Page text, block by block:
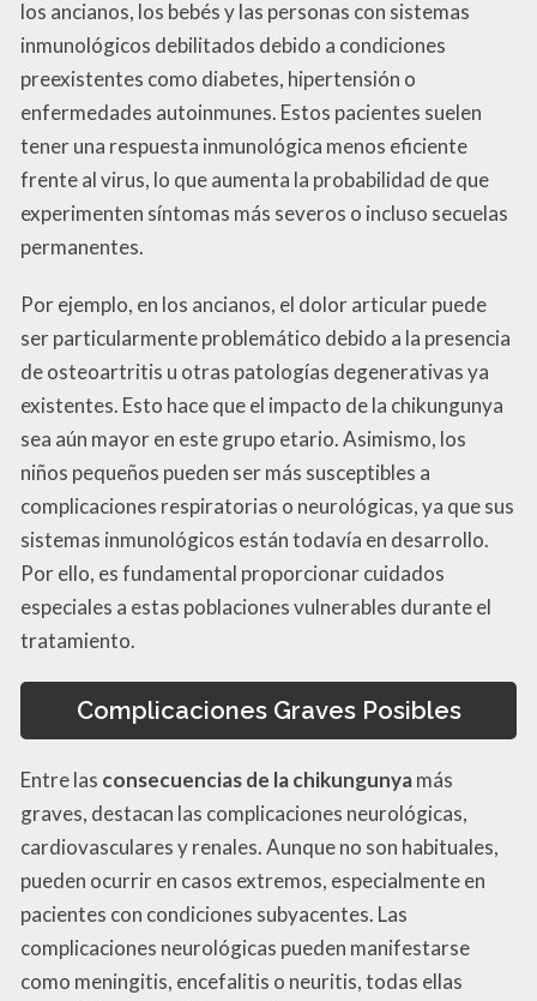
los ancianos, los bebés y las personas con sistemas
inmunológicos debilitados debido a condiciones
preexistentes como diabetes, hipertensión o
enfermedades autoinmunes. Estos pacientes suelen
tener una respuesta inmunológica menos eficiente
frente al virus, lo que aumenta la probabilidad de que
experimenten síntomas más severos o incluso secuelas
permanentes.
Por ejemplo, en los ancianos, el dolor articular puede
ser particularmente problemático debido a la presencia
de osteoartritis u otras patologías degenerativas ya
existentes. Esto hace que el impacto de la chikungunya
sea aún mayor en este grupo etario. Asimismo, los
niños pequeños pueden ser más susceptibles a
complicaciones respiratorias o neurológicas, ya que sus
sistemas inmunológicos están todavía en desarrollo.
Por ello, es fundamental proporcionar cuidados
especiales a estas poblaciones vulnerables durante el
tratamiento.
Complicaciones Graves Posibles
Entre las consecuencias de la chikungunyamás
graves, destacan las complicaciones neurológicas,
cardiovasculares y renales. Aunque no son habituales,
pueden ocurrir en casos extremos, especialmente en
pacientes con condiciones subyacentes. Las
complicaciones neurológicas pueden manifestarse
como meningitis, encefalitis o neuritis, todas ellas